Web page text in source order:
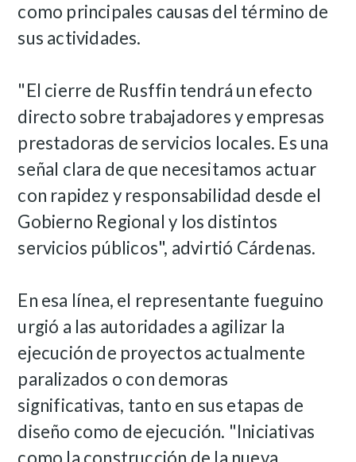
como principales causas del término de
sus actividades.
"El cierre de Rusffin tendrá un efecto
directo sobre trabajadores y empresas
prestadoras de servicios locales. Es una
señal clara de que necesitamos actuar
con rapidez y responsabilidad desde el
Gobierno Regional y los distintos
servicios públicos", advirtió Cárdenas.
En esa línea, el representante fueguino
urgió a las autoridades a agilizar la
ejecución de proyectos actualmente
paralizados o con demoras
significativas, tanto en sus etapas de
diseño como de ejecución. "Iniciativas